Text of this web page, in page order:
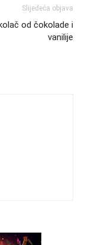
Slijedeća objava
od čokolade i
vanilije